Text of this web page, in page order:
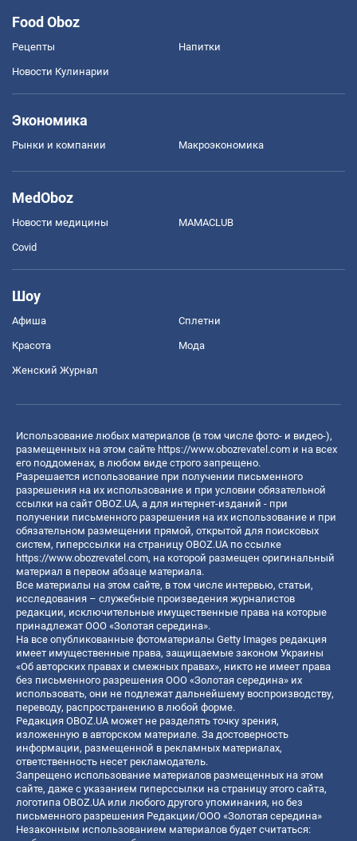
Food Oboz
Рецепты Напитки
Новости Кулинарии
Экономика
Рынки и компании Mакроэкономика
MedOboz
Новости медицины MAMACLUB
Covid
Шоу
Афиша Сплетни
Красота Мода
Женский Журнал
Использование любых материалов (в том числе фото- и видео-),
размещенных на этом сайте https://www.obozrevatel.com и на всех
его поддоменах, в любом виде строго запрещено.
Разрешается использование при получении письменного
разрешения на их использование и при условии обязательной
ссылки на сайт OBOZ.UA, а для интернет-изданий - при
получении письменного разрешения на их использование и при
обязательном размещении прямой, открытой для поисковых
систем, гиперссылки на страницу OBOZ.UA по ссылке
https://www.obozrevatel.com, на которой размещен оригинальный
материал в первом абзаце материала.
Все материалы на этом сайте, в том числе интервью, статьи,
исследования – служебные произведения журналистов
редакции, исключительные имущественные права на которые
принадлежат ООО «Золотая середина».
На все опубликованные фотоматериалы Getty Images редакция
имеет имущественные права, защищаемые законом Украины
«Об авторских правах и смежных правах», никто не имеет права
без письменного разрешения ООО «Золотая середина» их
использовать, они не подлежат дальнейшему воспроизводству,
переводу, распространению в любой форме.
Редакция OBOZ.UA может не разделять точку зрения,
изложенную в авторском материале. За достоверность
информации, размещенной в рекламных материалах,
ответственность несет рекламодатель.
Запрещено использование материалов размещенных на этом
сайте, даже с указанием гиперссылки на страницу этого сайта,
логотипа OBOZ.UA или любого другого упоминания, но без
письменного разрешения Редакции/ООО «Золотая середина»
Незаконным использованием материалов будет считаться: